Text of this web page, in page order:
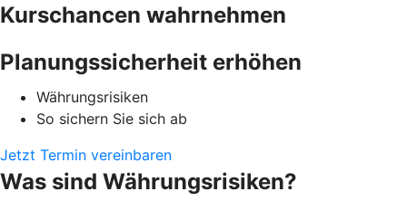
Kurschancen wahrnehmen
Planungssicherheit erhöhen
Währungsrisiken
So sichern Sie sich ab
Jetzt Termin vereinbaren
Was sind Währungsrisiken?